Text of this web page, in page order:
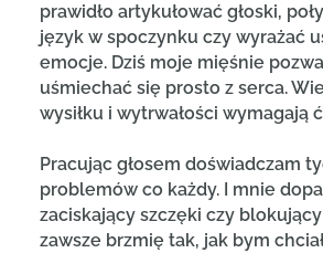
prawidło artykułować głoski,
język w spoczynku czy wyrażać
emocje. Dziś moje mięśnie
uśmiechać się prosto z serca.
wysiłku i wytrwałości wymagają
Pracując głosem doświadczam
problemów co każdy. I mnie
zaciskający szczęki czy
zawsze brzmię tak, jak bym